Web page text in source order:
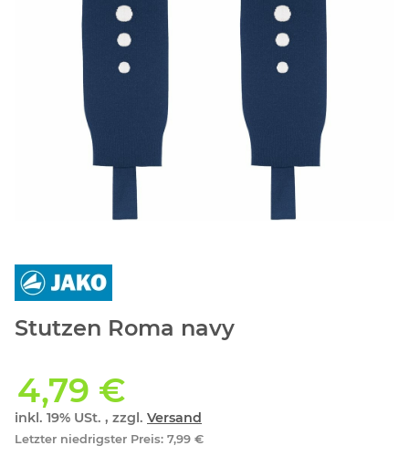
Stutzen Roma navy
4,79 €
inkl. 19% USt. , zzgl. Versand
Letzter niedrigster Preis: 7,99 €